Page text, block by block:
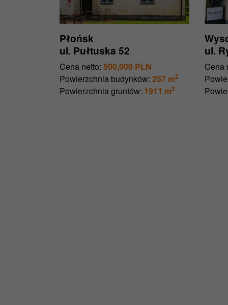
Płońsk
ul. Pułtuska 52
Cena netto: 500,000 PLN
Powierzchnia budynków: 257 m2
Powierzchnia gruntów: 1911 m2
ul.
Cena